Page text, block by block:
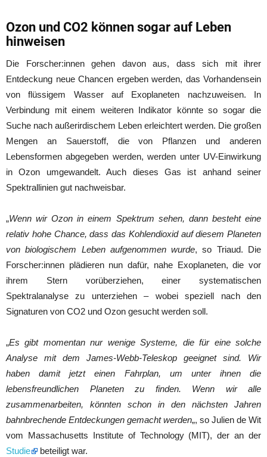
Ozon und CO2 können sogar auf Leben
hinweisen
Die Forscher:innen gehen davon aus, dass sich mit ihrer
Entdeckung neue Chancen ergeben werden, das Vorhandensein
von flüssigem Wasser auf Exoplaneten nachzuweisen. In
Verbindung mit einem weiteren Indikator könnte so sogar die
Suche nach außerirdischem Leben erleichtert werden. Die großen
Mengen an Sauerstoff, die von Pflanzen und anderen
Lebensformen abgegeben werden, werden unter UV-Einwirkung
in Ozon umgewandelt. Auch dieses Gas ist anhand seiner
Spektrallinien gut nachweisbar.
„Wenn wir Ozon in einem Spektrum sehen, dann besteht eine
relativ hohe Chance, dass das Kohlendioxid auf diesem Planeten
von biologischem Leben aufgenommen wurde, so Triaud. Die
Forscher:innen plädieren nun dafür, nahe Exoplaneten, die vor
ihrem Stern vorüberziehen, einer systematischen
Spektralanalyse zu unterziehen – wobei speziell nach den
Signaturen von CO2 und Ozon gesucht werden soll.
„Es gibt momentan nur wenige Systeme, die für eine solche
Analyse mit dem James-Webb-Teleskop geeignet sind. Wir
haben damit jetzt einen Fahrplan, um unter ihnen die
lebensfreundlichen Planeten zu finden. Wenn wir alle
zusammenarbeiten, könnten schon in den nächsten Jahren
bahnbrechende Entdeckungen gemacht werden„, so Julien de Wit
vom Massachusetts Institute of Technology (MIT), der an der
Studie
beteiligt war.